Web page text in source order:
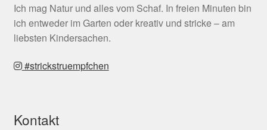
Ich mag Natur und alles vom Schaf. In freien Minuten bin
ich entweder im Garten oder kreativ und stricke – am
liebsten Kindersachen.
#strickstruempfchen
Kontakt